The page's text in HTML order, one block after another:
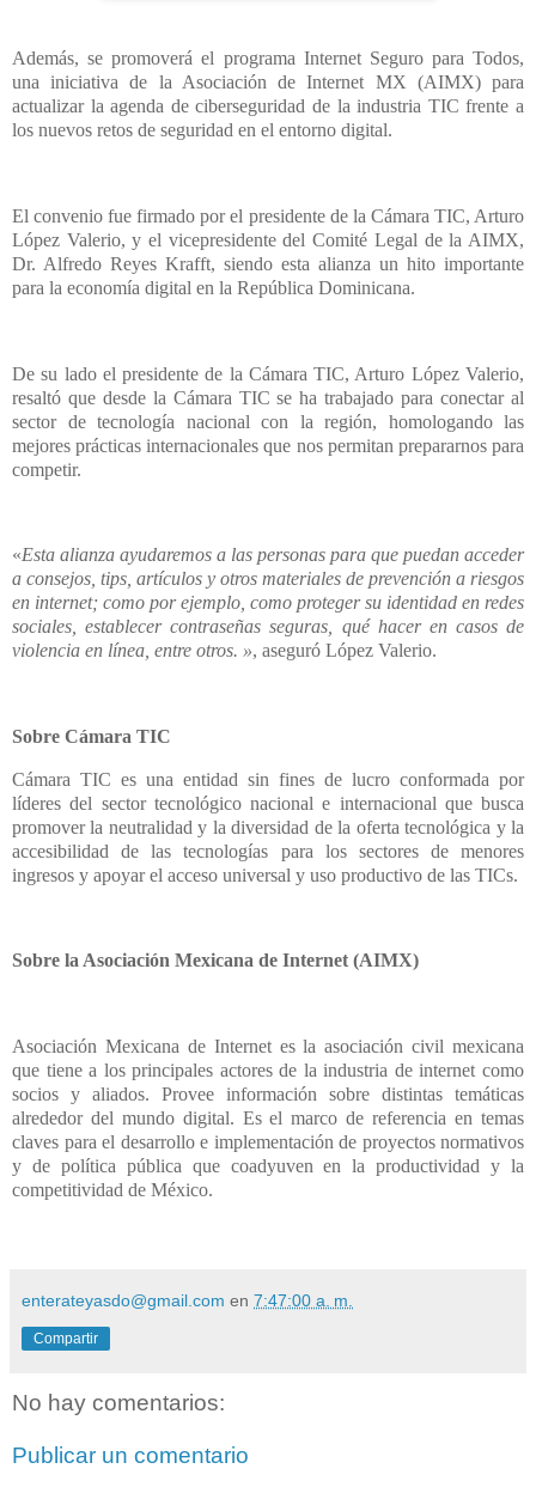
Además, se promoverá el programa Internet Seguro para Todos,
una iniciativa de la Asociación de Internet MX (AIMX) para
actualizar la agenda de ciberseguridad de la industria TIC frente a
los nuevos retos de seguridad en el entorno digital.
El convenio fue firmado por el presidente de la Cámara TIC, Arturo
López Valerio, y el vicepresidente del Comité Legal de la AIMX,
Dr. Alfredo Reyes Krafft, siendo esta alianza un hito importante
para la economía digital en la República Dominicana.
De su lado el presidente de la Cámara TIC, Arturo López Valerio,
resaltó que desde la Cámara TIC se ha trabajado para conectar al
sector de tecnología nacional con la región, homologando las
mejores prácticas internacionales que nos permitan prepararnos para
competir.
«Esta alianza ayudaremos a las personas para que puedan acceder
a consejos, tips, artículos y otros materiales de prevención a riesgos
en internet; como por ejemplo, como proteger su identidad en redes
sociales, establecer contraseñas seguras, qué hacer en casos de
violencia en línea, entre otros. », aseguró López Valerio.
Sobre Cámara TIC
Cámara TIC es una entidad sin fines de lucro conformada por
líderes del sector tecnológico nacional e internacional que busca
promover la neutralidad y la diversidad de la oferta tecnológica y la
accesibilidad de las tecnologías para los sectores de menores
ingresos y apoyar el acceso universal y uso productivo de las TICs.
Sobre la Asociación Mexicana de Internet (AIMX)
Asociación Mexicana de Internet es la asociación civil mexicana
que tiene a los principales actores de la industria de internet como
socios y aliados. Provee información sobre distintas temáticas
alrededor del mundo digital. Es el marco de referencia en temas
claves para el desarrollo e implementación de proyectos normativos
y de política pública que coadyuven en la productividad y la
competitividad de México.
enterateyasdo@gmail.com en 7:47:00 a. m.
Compartir
No hay comentarios:
Publicar un comentario